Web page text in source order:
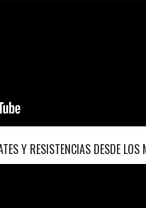
Y RESISTENCIAS DESDE LOS